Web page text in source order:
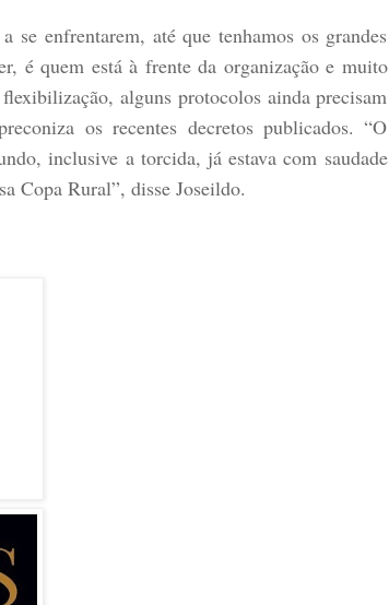
se enfrentarem, até que tenhamos os grandes
é quem está à frente da organização e muito
alguns protocolos ainda precisam
os recentes decretos publicados. “O
inclusive a torcida, já estava com saudade
Copa Rural”, disse Joseildo.